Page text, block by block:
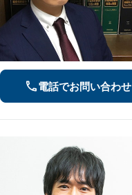
電話でお問い合わせ